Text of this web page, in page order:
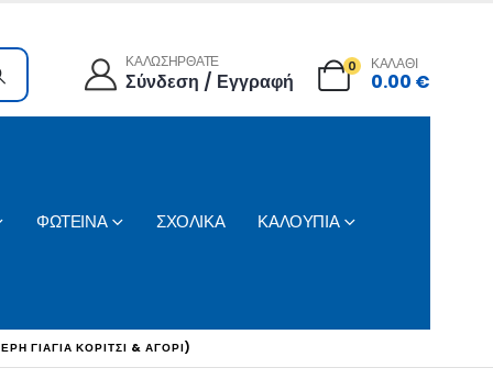
ΚΑΛΩΣΗΡΘΑΤΕ
Σύνδεση / Εγγραφή
0 ΚΑΛΑΘΙ
0.00 €
ΦΩΤΕΙΝΑ ΣΧΟΛΙΚΑ ΚΑΛΟΥΠΙΑ
ΓΙΑΓΙΆ ΚΟΡΊΤΣΙ & ΑΓΌΡΙ)